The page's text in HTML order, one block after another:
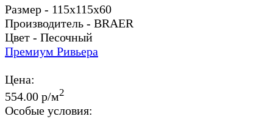
Размер - 115x115x60
Производитель - BRAER
Цвет - Песочный
Премиум Ривьера
Цена:
554.00 р/м2
Особые условия: